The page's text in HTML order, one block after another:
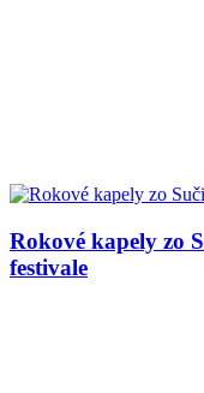
Rokové kapely zo
festivale